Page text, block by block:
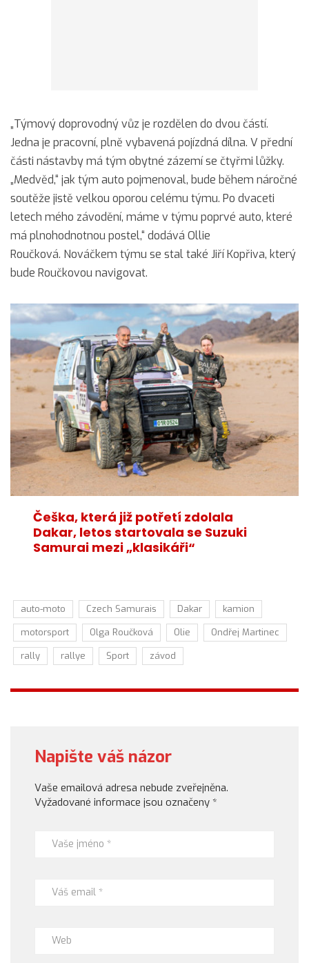
„Týmový doprovodný vůz je rozdělen do dvou částí.
Jedna je pracovní, plně vybavená pojízdná dílna. V přední
části nástavby má tým obytné zázemí se čtyřmi lůžky.
„Medvěd,“ jak tým auto pojmenoval, bude během náročné
soutěže jistě velkou oporou celému týmu. Po dvaceti
letech mého závodění, máme v týmu poprvé auto, které
má plnohodnotnou postel,“ dodává Ollie
Roučková. Nováčkem týmu se stal také Jiří Kopřiva, který
bude Roučkovou navigovat.
Češka, která již potřetí zdolala
Dakar, letos startovala se Suzuki
Samurai mezi „klasikáři“
auto-moto Czech Samurais Dakar
kamion
motorsport
Olga Roučková Olie
Ondřej Martinec
rally
rallye Sport závod
Napište váš názor
Vaše emailová adresa nebude zveřejněna.
Vyžadované informace jsou označeny *